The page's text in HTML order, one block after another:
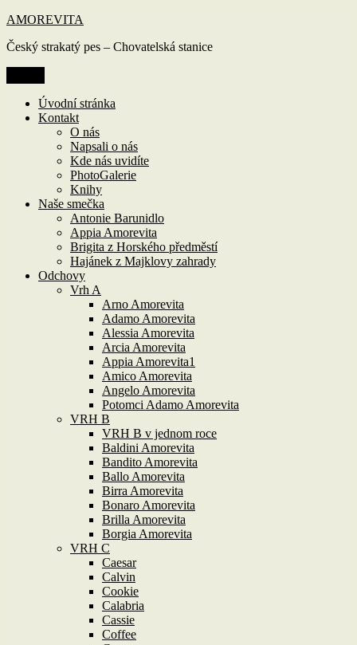
Přejít
obsahu
AMOREVITA
Český strakatý pes – Chovatelská stanice
Úvodní stránka
Kontakt
O nás
Napsali o nás
Kde nás uvidíte
PhotoGalerie
Knihy
Naše smečka
Antonie Barunidlo
Appia Amorevita
Brigita z Horského předměstí
Hajánek z Majklovy zahrady
Odchovy
Vrh A
Arno Amorevita
Adamo Amorevita
Alessia Amorevita
Arcia Amorevita
Appia Amorevita1
Amico Amorevita
Angelo Amorevita
Potomci Adamo Amorevita
VRH B
VRH B v jednom roce
Baldini Amorevita
Bandito Amorevita
Ballo Amorevita
Birra Amorevita
Bonaro Amorevita
Brilla Amorevita
Borgia Amorevita
VRH C
Caesar
Calvin
Cookie
Calabria
Cassie
Coffee